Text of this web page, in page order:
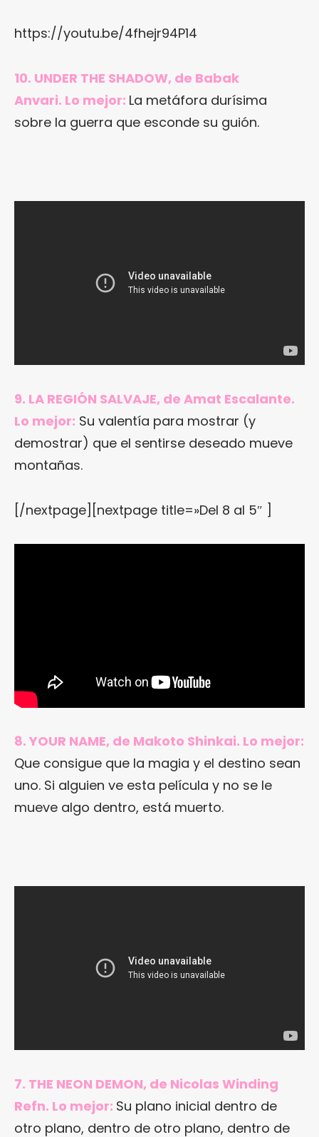
https://youtu.be/4fhejr94P14
10. UNDER THE SHADOW, de Babak
Anvari. Lo mejor: La metáfora durísima
sobre la guerra que esconde su guión.
9. LA REGIÓN SALVAJE, de Amat Escalante.
Lo mejor: Su valentía para mostrar (y
demostrar) que el sentirse deseado mueve
montañas.
[/nextpage][nextpage title=»Del 8 al 5″ ]
8. YOUR NAME, de Makoto Shinkai. Lo mejor:
Que consigue que la magia y el destino sean
uno. Si alguien ve esta película y no se le
mueve algo dentro, está muerto.
7. THE NEON DEMON, de Nicolas Winding
Refn. Lo mejor: Su plano inicial dentro de
otro plano, dentro de otro plano, dentro de